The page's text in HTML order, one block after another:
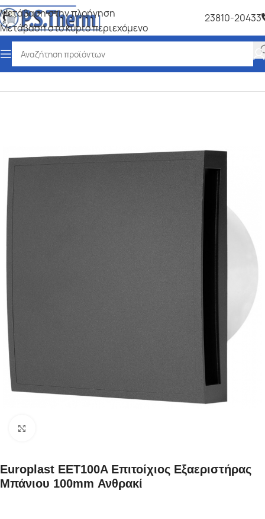
Μετάβαση στην πλοήγηση
Μετάβαση στο κύριο περιεχόμενο
23810-20433
Αρχική σελίδα
Europlast EET100A Επιτοίχιος Εξαεριστήρας
Μπάνιου 100mm Ανθρακί